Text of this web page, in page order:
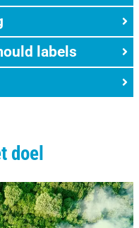
labels
doel